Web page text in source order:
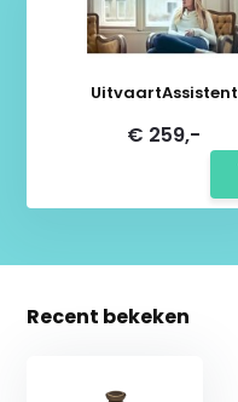
UitvaartAssistent
€ 259,-
Recent bekeken